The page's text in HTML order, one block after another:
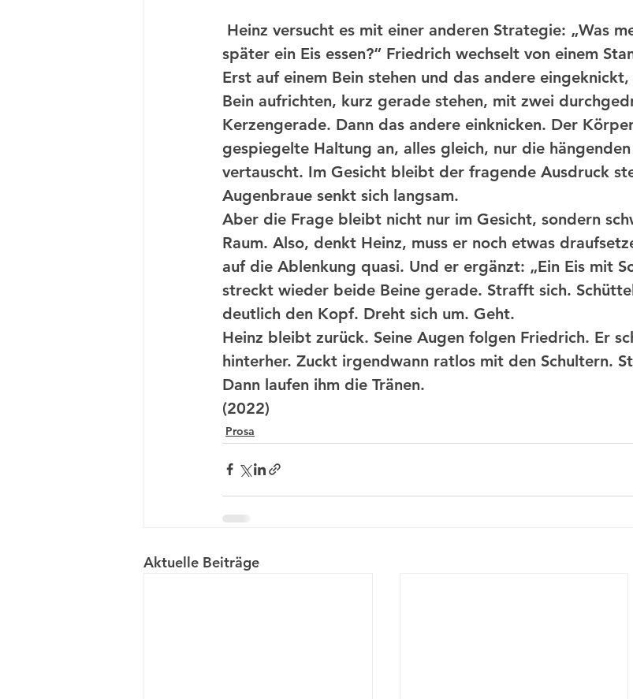
später ein Eis essen?“ Friedrich wechselt von einem
Erst auf einem Bein stehen und das andere
Bein aufrichten, kurz gerade stehen, mit zwei
Kerzengerade. Dann das andere einknicken. Der
gespiegelte Haltung an, alles gleich, nur die
vertauscht. Im Gesicht bleibt der fragende Ausdruck
Augenbraue senkt sich langsam.
Aber die Frage bleibt nicht nur im Gesicht, sondern
Raum. Also, denkt Heinz, muss er noch etwas
auf die Ablenkung quasi. Und er ergänzt: „Ein Eis mit
streckt wieder beide Beine gerade. Strafft sich.
deutlich den Kopf. Dreht sich um. Geht.
Heinz bleibt zurück. Seine Augen folgen Friedrich. Er
hinterher. Zuckt irgendwann ratlos mit den Schultern.
Dann laufen ihm die Tränen.
(2022)
Prosa
Aktuelle Beiträge